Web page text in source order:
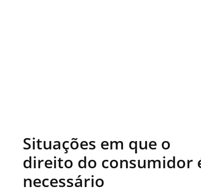
Situações em que o
direito do consumidor
necessário